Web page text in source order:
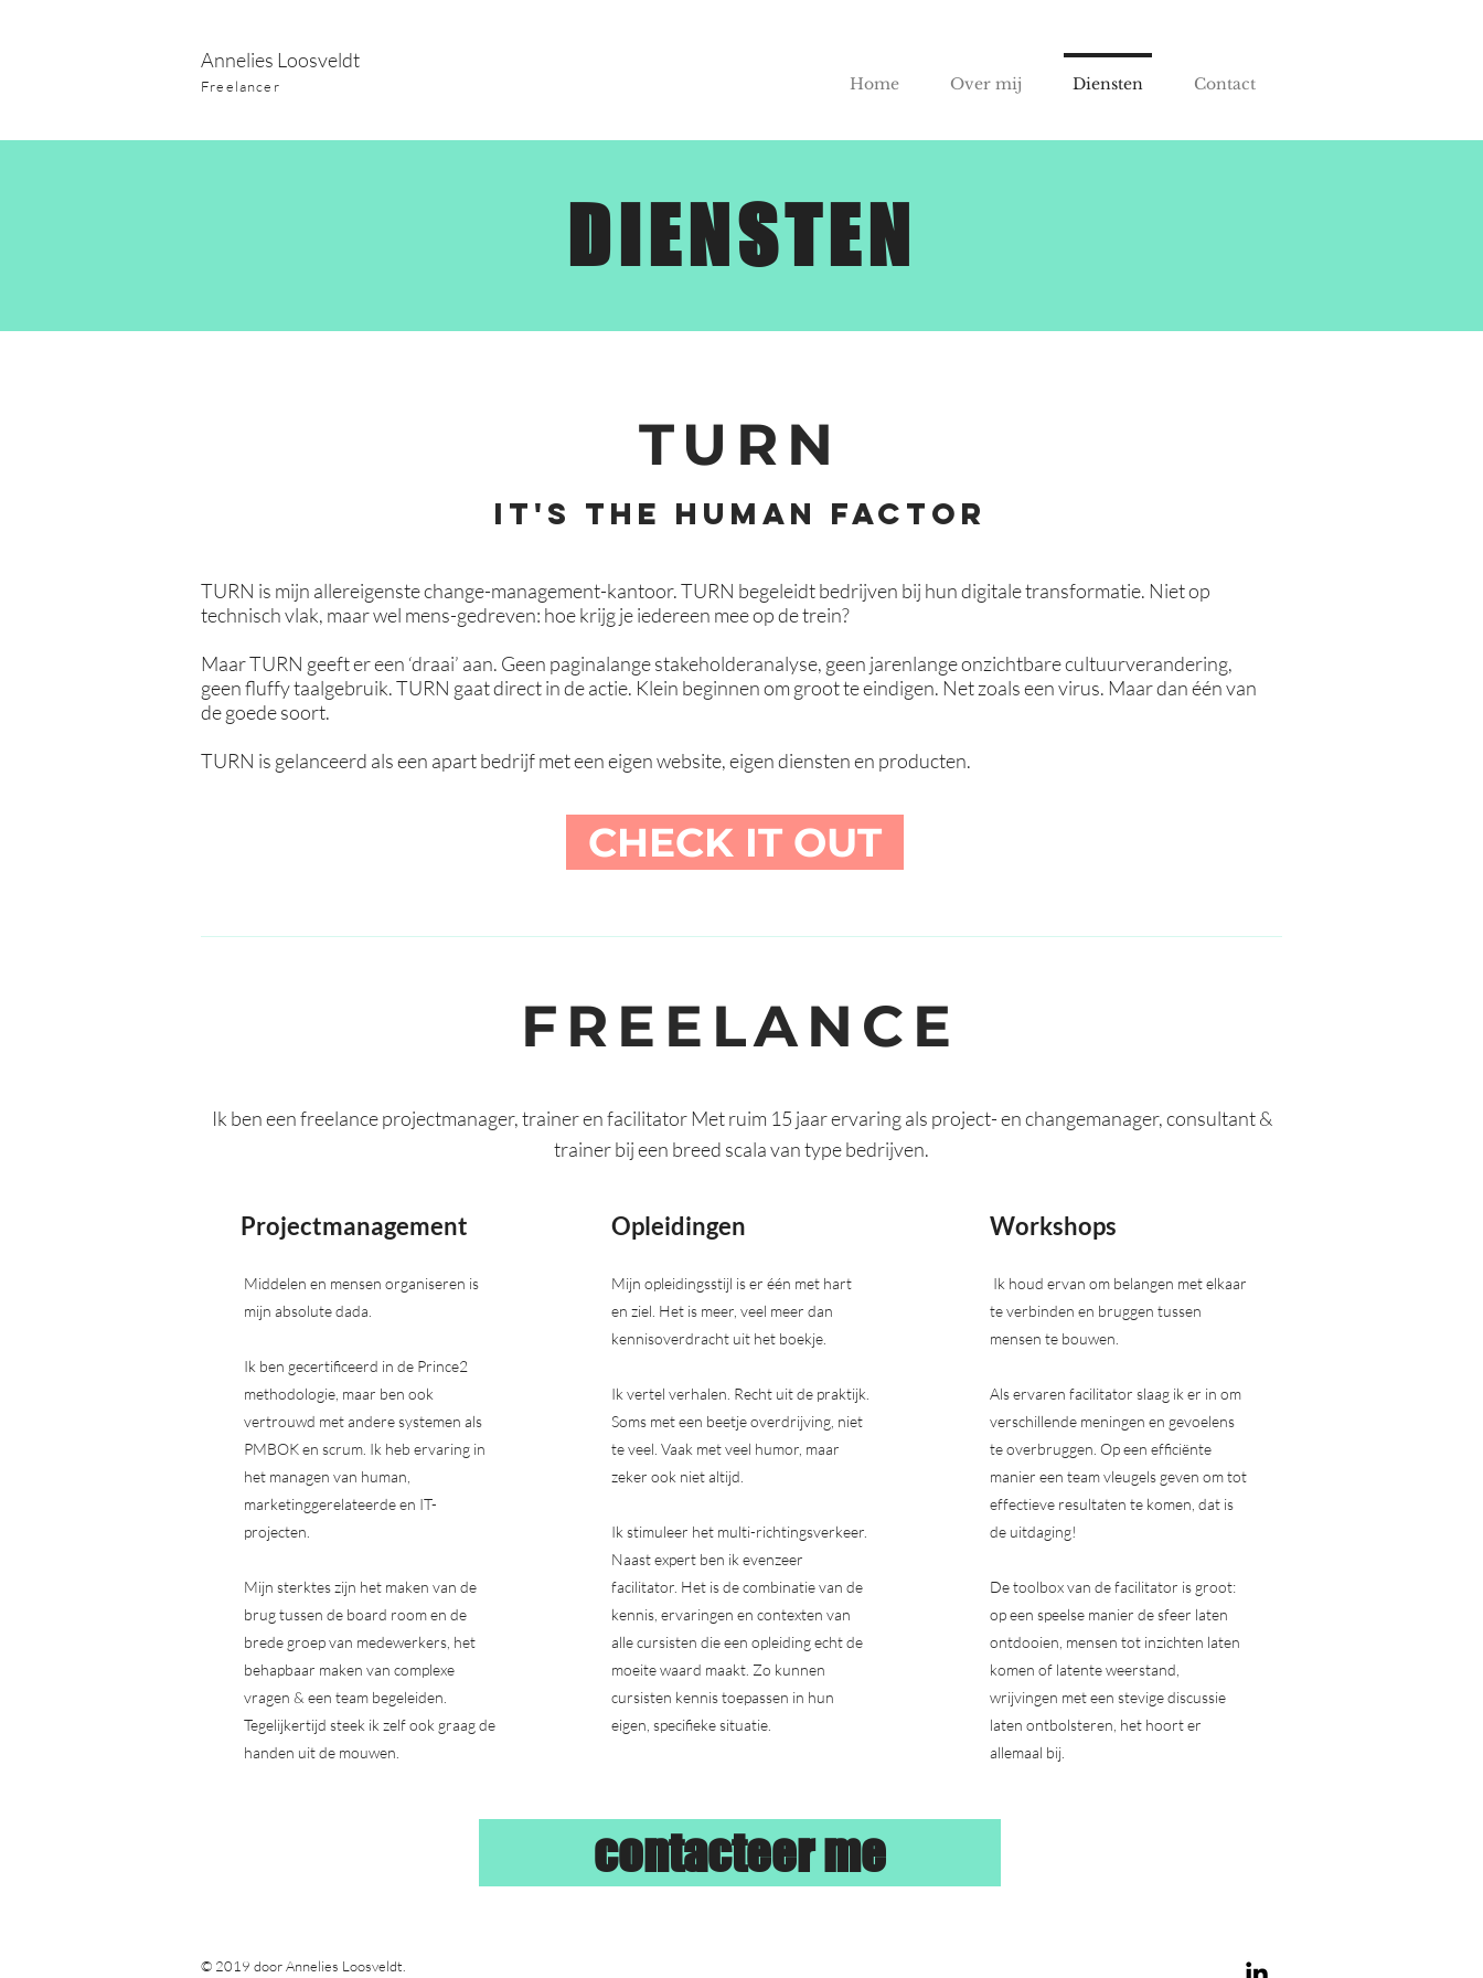
Annelies Loosveldt
Freelancer Home Over mij Diensten Contact
DIENSTEN
TURN
IT'S the human factor
TURN is mijn allereigenste change-management-kantoor. TURN begeleidt bedrijven bij hun digitale transformatie. Niet op
technisch vlak, maar wel mens-gedreven: hoe krijg je iedereen mee op de trein?
Maar TURN geeft er een ‘draai’ aan. Geen paginalange stakeholderanalyse, geen jarenlange onzichtbare cultuurverandering,
geen fluffy taalgebruik. TURN gaat direct in de actie. Klein beginnen om groot te eindigen. Net zoals een virus. Maar dan één van
de goede soort.
TURN is gelanceerd als een apart bedrijf met een eigen website, eigen diensten en producten.
CHECK IT OUT
FREELANCE
Ik ben een freelance projectmanager, trainer en facilitator Met ruim 15 jaar ervaring als project- en changemanager, consultant &
trainer bij een breed scala van type bedrijven.
Projectmanagement
Middelen en mensen organiseren is
mijn absolute dada.
Ik ben gecertificeerd in de Prince2
methodologie, maar ben ook
vertrouwd met andere systemen als
PMBOK en scrum. Ik heb ervaring in
het managen van human,
marketinggerelateerde en IT-
projecten.
Mijn sterktes zijn het maken van de
brug tussen de board room en de
brede groep van medewerkers, het
behapbaar maken van complexe
vragen & een team begeleiden.
Tegelijkertijd steek ik zelf ook graag de
handen uit de mouwen.
Opleidingen
Mijn opleidingsstijl is er één met hart
en ziel. Het is meer, veel meer dan
kennisoverdracht uit het boekje.
Ik vertel verhalen. Recht uit de praktijk.
Soms met een beetje overdrijving, niet
te veel. Vaak met veel humor, maar
zeker ook niet altijd.
Ik stimuleer het multi-richtingsverkeer.
Naast expert ben ik evenzeer
facilitator. Het is de combinatie van de
kennis, ervaringen en contexten van
alle cursisten die een opleiding echt de
moeite waard maakt. Zo kunnen
cursisten kennis toepassen in hun
eigen, specifieke situatie.
Workshops
Ik houd ervan om belangen met elkaar
te verbinden en bruggen tussen
mensen te bouwen.
Als ervaren facilitator slaag ik er in om
verschillende meningen en gevoelens
te overbruggen. Op een efficiënte
manier een team vleugels geven om tot
effectieve resultaten te komen, dat is
de uitdaging!
De toolbox van de facilitator is groot:
op een speelse manier de sfeer laten
ontdooien, mensen tot inzichten laten
komen of latente weerstand,
wrijvingen met een stevige discussie
laten ontbolsteren, het hoort er
allemaal bij.
contacteer me
© 2019 door Annelies Loosveldt.